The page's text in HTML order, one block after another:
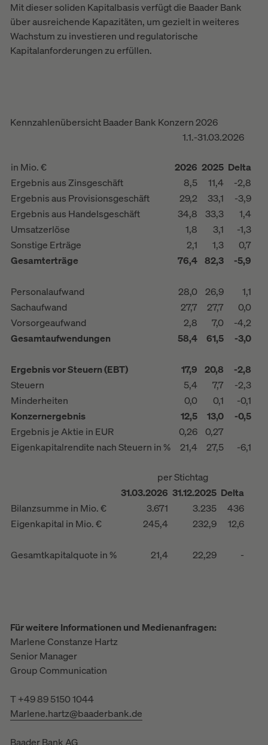
Mit dieser soliden Kapitalbasis verfügt die Baader Bank
über ausreichende Kapazitäten, um gezielt in weiteres
Wachstum zu investieren und regulatorische
Kapitalanforderungen zu erfüllen.
Kennzahlenübersicht Baader Bank Konzern 2026
1.1.-31.03.2026
in Mio. € 2026 2025 Delta
Ergebnis aus Zinsgeschäft
8,5 11,4
-2,8
Ergebnis aus Provisionsgeschäft
29,2 33,1
-3,9
Ergebnis aus Handelsgeschäft
34,8 33,3
1,4
Umsatzerlöse
1,8 3,1
-1,3
Sonstige Erträge
2,1 1,3
0,7
Gesamterträge
76,4 82,3 -5,9
Personalaufwand 28,0 26,9
1,1
Sachaufwand
27,7 27,7
0,0
Vorsorgeaufwand
2,8 7,0
-4,2
Gesamtaufwendungen
58,4 61,5 -3,0
Ergebnis vor Steuern (EBT) 17,9 20,8
-2,8
Steuern
5,4 7,7
-2,3
Minderheiten
0,0 0,1
-0,1
Konzernergebnis
12,5 13,0
-0,5
Ergebnis je Aktie in EUR
0,26 0,27
Eigenkapitalrendite nach Steuern in %
21,4 27,5 -6,1
per Stichtag
31.03.2026 31.12.2025 Delta
Bilanzsumme in Mio. €
3.671 3.235
436
Eigenkapital in Mio. €
245,4 232,9 12,6
Gesamtkapitalquote in % 21,4 22,29 -
Für weitere Informationen und Medienanfragen:
Marlene Constanze Hartz
Senior Manager
Group Communication
T +49 89 5150 1044
Marlene.hartz@baaderbank.de
Baader Bank AG